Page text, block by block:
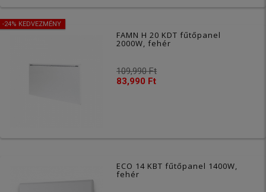
-24% KEDVEZMÉNY
FAMN H 20 KDT fűtőpanel
2000W, fehér
109,990 Ft
83,990 Ft
ECO 14 KBT fűtőpanel 1400W,
fehér